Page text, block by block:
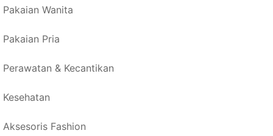
Pakaian Wanita
Pakaian Pria
Perawatan & Kecantikan
Kesehatan
Aksesoris Fashion